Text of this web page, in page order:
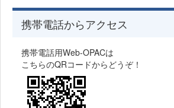
携帯電話からアクセス
携帯電話用Web-OPACは
こちらのQRコードからどうぞ！